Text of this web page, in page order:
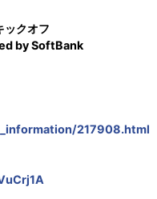
クオフ
by SoftBank
217908.html